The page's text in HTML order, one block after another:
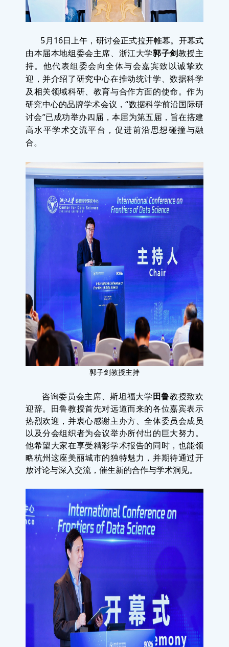
5月16日上午，研讨会正式拉开帷幕。开幕式
由本届本地组委会主席、浙江大学郭子剑 教授主
持。他代表组委会向全体与会嘉宾致以诚挚欢
迎，并介绍了研究中心在推动统计学、数据科学
及相关领域科研、教育与合作方面的使命。作为
研究中心的品牌学术会议，“数据科学前沿国际研
讨会”已成功举办四届，本届为第五届，旨在搭建
高水平学术交流平台，促进前沿思想碰撞与融
合。
郭子剑教授主持
咨询委员会主席、斯坦福大学 田鲁教授致欢
迎辞。田鲁教授首先对远道而来的各位嘉宾表示
热烈欢迎，并衷心感谢主办方、全体委员会成员
以及分会组织者为会议举办所付出的巨大努力。
他希望大家在享受精彩学术报告的同时，也能领
略杭州这座美丽城市的独特魅力，并期待通过开
放讨论与深入交流，催生新的合作与学术洞见。